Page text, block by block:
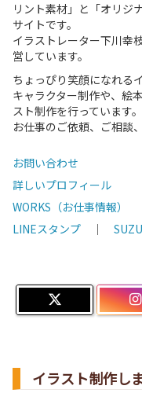
リント素材」と「オリジ
サイトです。
イラストレーター下川幸
営しています。
ちょっぴり笑顔になれる
キャラクター制作や、絵
スト制作を行っています。
お仕事のご依頼、ご相談
お問い合わせ
詳しいプロフィール
WORKS（お仕事情報）
LINEスタンプ ｜
イラスト制作し